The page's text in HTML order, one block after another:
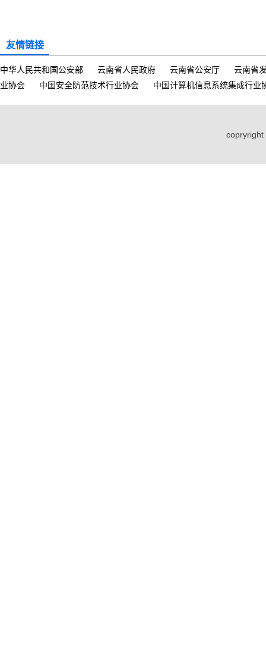
友情链接
中华人民共和国公安部 云南省人民政府 云南省公安厅
云南省
业协会
中国安全防范技术行业协会 中国计算机信息系统集成行业